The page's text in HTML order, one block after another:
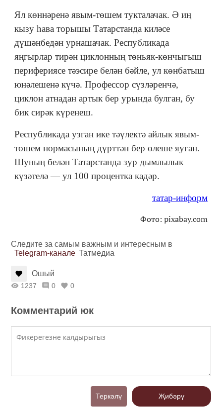
Ял көннәренә явым-төшем тукталачак. Ә иң
кызу һава торышы Татарстанда киләсе
дүшәнбедән урнашачак. Республикада
яңгырлар тирән циклонның төньяк-көнчыгыш
перифериясе тәэсире белән бәйле, ул көнбатыш
юнәлешенә күчә. Профессор сүзләренчә,
циклон атнадан артык бер урында булган, бу
бик сирәк күренеш.
Республикада узган ике тәүлектә айлык явым-
төшем нормасының дүрттән бер өлеше яуган.
Шуның белән Татарстанда зур дымлылык
күзәтелә — ул 100 процентка кадәр.
татар-информ
Фото: pixabay.com
Следите за самым важным и интересным в
Telegram-канале Татмедиа
Ошый
1237 0 0
Комментарий юк
Теркәлү Җибәрү